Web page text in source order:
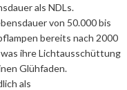
als NDLs.
von 50.000 bis
bereits nach 2000
ihre Lichtausschüttung
Glühfaden.
als